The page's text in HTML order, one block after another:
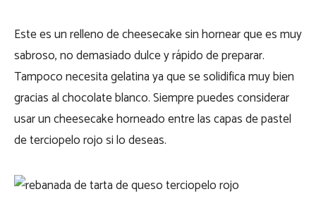
Este es un relleno de cheesecake sin hornear que es muy
sabroso, no demasiado dulce y rápido de preparar.
Tampoco necesita gelatina ya que se solidifica muy bien
gracias al chocolate blanco. Siempre puedes considerar
usar un cheesecake horneado entre las capas de pastel
de terciopelo rojo si lo deseas.